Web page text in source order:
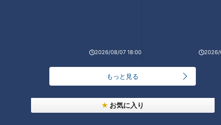
2026/08/07 18:00 2026/
もっと見る
お気に入り
か。全国どのお店でもおいしいそばを提供できるよう、職人が
ばにすると550段分です！機械に入れては、手作業でこねてい